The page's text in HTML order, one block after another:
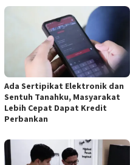
Ada Sertipikat Elektronik dan
Sentuh Tanahku, Masyarakat
Lebih Cepat Dapat Kredit
Perbankan